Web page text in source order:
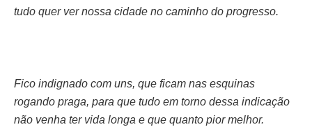
tudo quer ver nossa cidade no caminho do progresso.
Fico indignado com uns, que ficam nas esquinas
rogando praga, para que tudo em torno dessa indicação
não venha ter vida longa e que quanto pior melhor.